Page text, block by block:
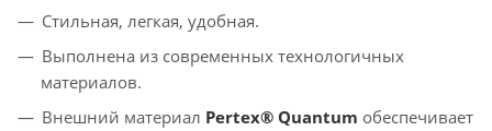
Стильная, легкая, удобная.
Выполнена из современных технологичных
материалов.
Внешний материал Pertex® Quantum обеспечивает